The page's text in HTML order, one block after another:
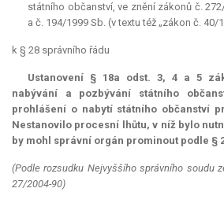
státního občanství, ve znění zákonů č.
a č. 194/1999 Sb. (v textu též „zákon č. 40/
k § 28 správního řádu
Ustanovení § 18a odst. 3, 4 a 5
nabývání a pozbývání státního
prohlášení o nabytí státního občanství
Nestanovilo procesní lhůtu, v níž bylo
by mohl správní orgán prominout podle §
(Podle rozsudku Nejvyššího správního soudu
27/2004-90)